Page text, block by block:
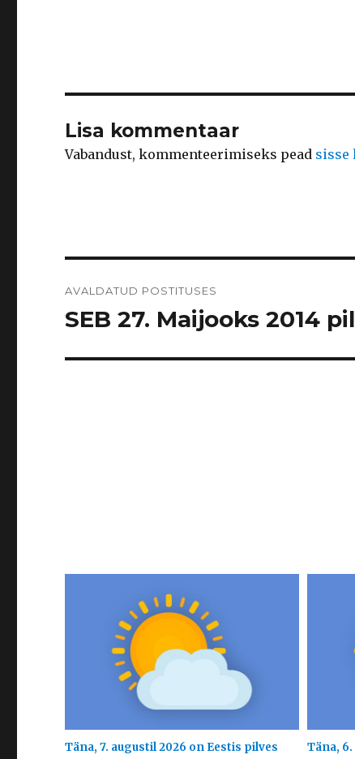
Lisa kommentaar
Vabandust, kommenteerimiseks pead sisse
AVALDATUD POSTITUSES
SEB 27. Maijooks 2014
Täna, 7. augustil 2026 on Eestis pilves
Täna,